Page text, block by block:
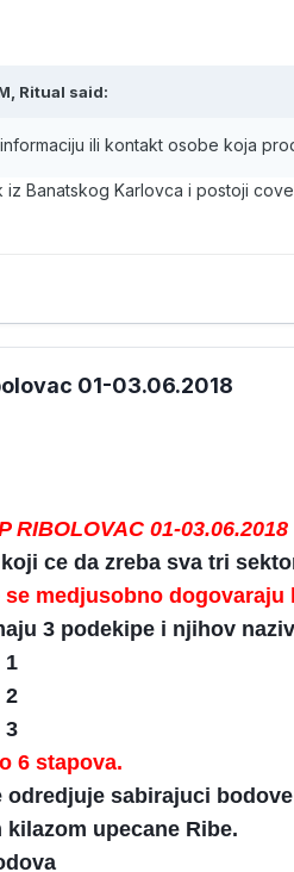
Ritual said:
ili kontakt osobe koja
iz Banatskog Karlovca i postoji
01-03.06.2018
RIBOLOVAC 01-03.06.2018
ce da zreba sva tri
medjusobno
3 podekipe i njihov
1
2
3
6 stapova.
odredjuje sabirajuci
upecane Ribe.